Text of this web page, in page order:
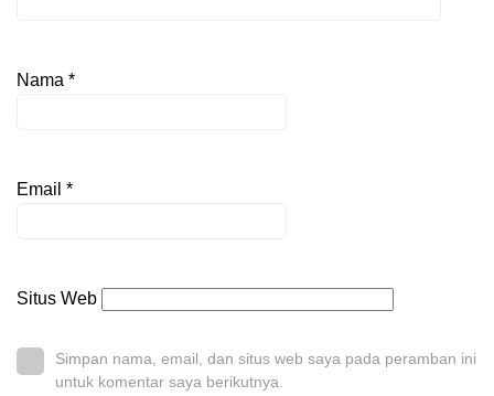
Nama *
Email *
Situs Web
Simpan nama, email, dan situs web saya pada peramban ini
untuk komentar saya berikutnya.